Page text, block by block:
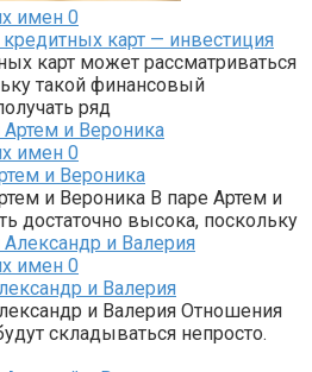
имен 0
карт — инвестиция
карт может рассматриваться
такой финансовый
ряд
имен 0
и Вероника
и Вероника В паре Артем и
достаточно высока, поскольку
имен 0
и Валерия
и Валерия Отношения
складываться непросто.